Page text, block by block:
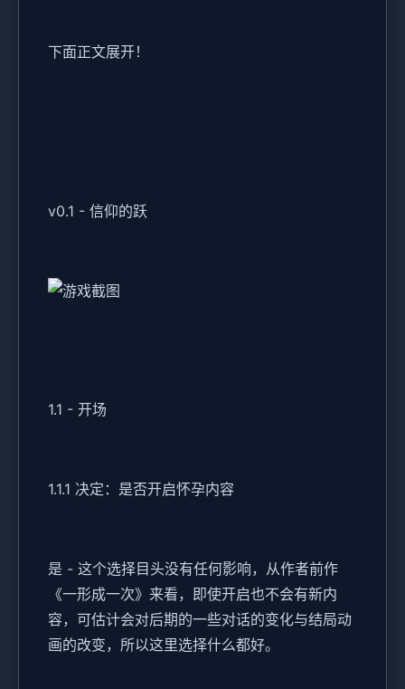
下面正文展开！
v0.1 - 信仰的跃
1.1 - 开场
1.1.1 决定：是否开启怀孕内容
是 - 这个选择目头没有任何影响，从作者前作
《一形成一次》来看，即使开启也不会有新内
容，可估计会对后期的一些对话的变化与结局动
画的改变，所以这里选择什么都好。